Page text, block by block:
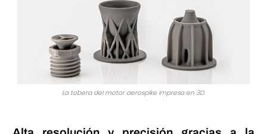
La tobera del motor aerospike impresa en 3D.